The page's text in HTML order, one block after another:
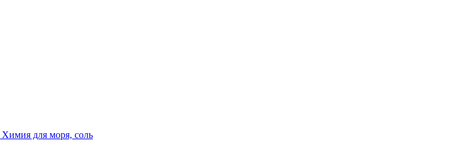
Химия для моря, соль